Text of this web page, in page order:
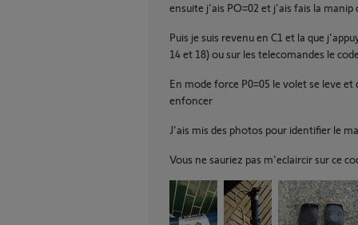
ensuite j'ais PO=02 et j'ais fais la manip
Puis je suis revenu en C1 et la que
14 et 18) ou sur les telecomandes le
En mode force P0=05 le volet se leve
enfoncer
J'ais mis des photos pour identifier le
Vous ne sauriez pas m'eclaircir sur ce